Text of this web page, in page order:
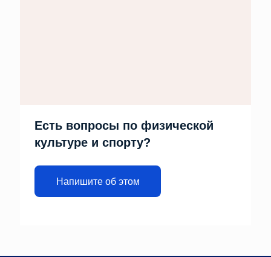
Есть вопросы по физической
культуре и спорту?
Напишите об этом